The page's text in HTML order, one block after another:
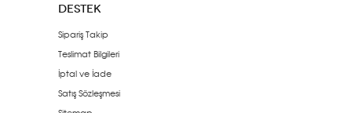
DESTEK
Sipariş Takip
Teslimat Bilgileri
İptal ve İade
Satış Sözleşmesi